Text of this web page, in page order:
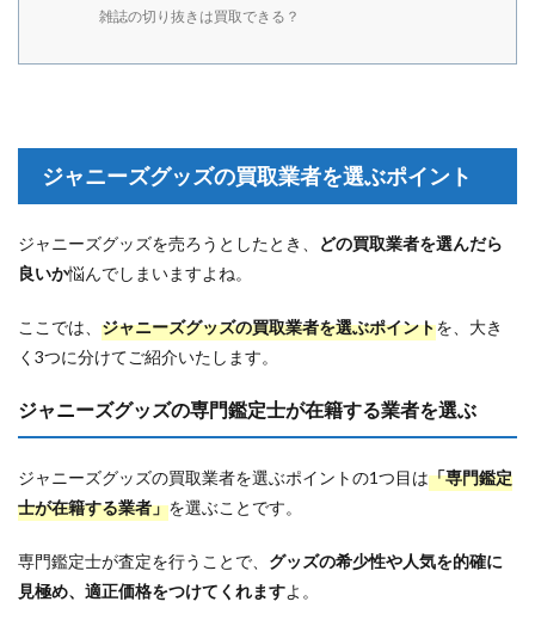
雑誌の切り抜きは買取できる？
ジャニーズグッズの買取業者を選ぶポイント
ジャニーズグッズを売ろうとしたとき、
どの買取業者を選んだら
良いか悩んでしまいますよね。
ここでは、 ジャニーズグッズの買取業者を選ぶポイントを、大き
く3つに分けてご紹介いたします。
ジャニーズグッズの専門鑑定士が在籍する業者を選ぶ
ジャニーズグッズの買取業者を選ぶポイントの1つ目は「専門鑑定
士が在籍する業者」を選ぶことです。
専門鑑定士が査定を行うことで、 グッズの希少性や人気を的確に
見極め、適正価格をつけてくれますよ。